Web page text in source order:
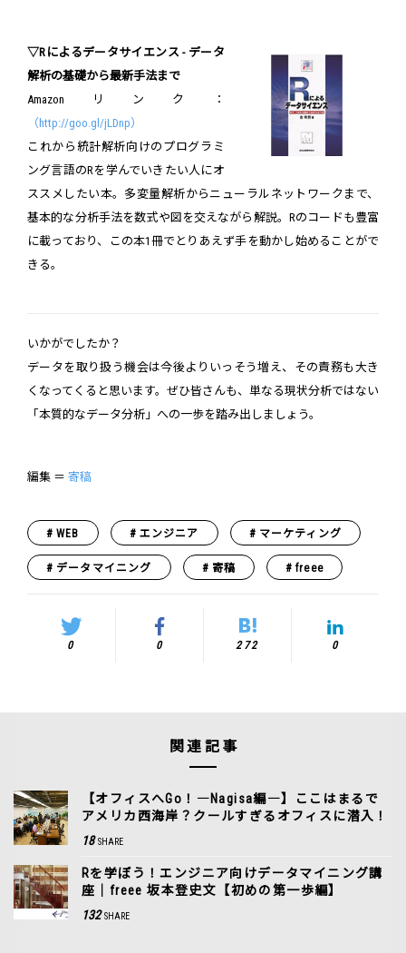
▽Rによるデータサイエンス - データ
解析の基礎から最新手法まで
Amazonリンク：
（http://goo.gl/jLDnp）
これから統計解析向けのプログラミ
ング言語のRを学んでいきたい人にオ
ススメしたい本。多変量解析からニューラルネットワークまで、
基本的な分析手法を数式や図を交えながら解説。Rのコードも豊富
に載っており、この本1冊でとりあえず手を動かし始めることがで
きる。
いかがでしたか？
データを取り扱う機会は今後よりいっそう増え、その責務も大き
くなってくると思います。ぜひ皆さんも、単なる現状分析ではない
「本質的なデータ分析」への一歩を踏み出しましょう。
編集 ＝ 寄稿
WEB エンジニア マーケティング
データマイニング 寄稿 freee
0 0 272 0
関連記事
【オフィスへGo！―Nagisa編―】ここはまるで
アメリカ西海岸？クールすぎるオフィスに潜入！
18 SHARE
Rを学ぼう！エンジニア向けデータマイニング講
座｜freee 坂本登史文【初めの第一歩編】
132 SHARE